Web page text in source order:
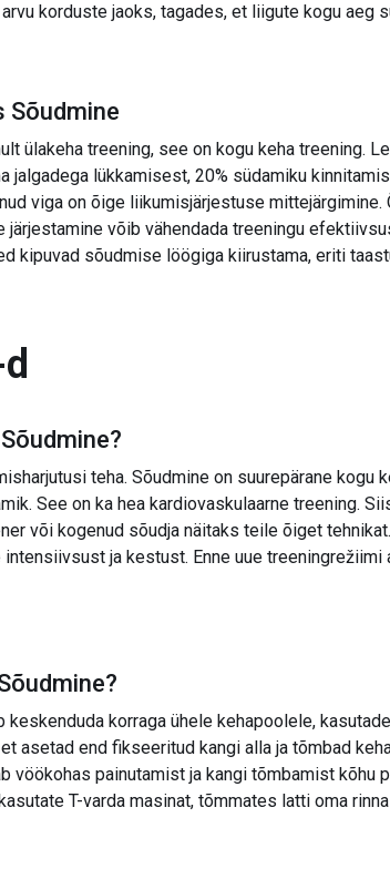
korduste jaoks, tagades, et liigute kogu aeg
Sõudmine
ülakeha treening, see on kogu keha treening.
jalgadega lükkamisest, 20% südamiku
viga on õige liikumisjärjestuse
järjestamine võib vähendada treeningu
kipuvad sõudmise löögiga kiirustama, eriti
Sõudmine?
teha. Sõudmine on suurepärane kogu
See on ka hea kardiovaskulaarne treening.
või kogenud sõudja näitaks teile õiget
ja kestust. Enne uue
?
keskenduda korraga ühele kehapoolele,
asetad end fikseeritud kangi alla ja tõmbad
vöökohas painutamist ja kangi tõmbamist kõhu
T-varda masinat, tõmmates latti oma